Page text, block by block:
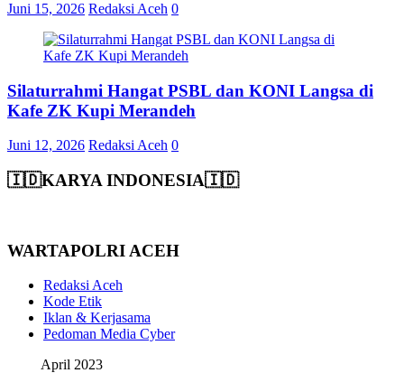
Juni 15, 2026 Redaksi Aceh 0
Silaturrahmi Hangat PSBL dan KONI Langsa di
Kafe ZK Kupi Merandeh
Juni 12, 2026 Redaksi Aceh 0
🇮🇩KARYA INDONESIA🇮🇩
WARTAPOLRI ACEH
Redaksi Aceh
Kode Etik
Iklan & Kerjasama
Pedoman Media Cyber
April 2023